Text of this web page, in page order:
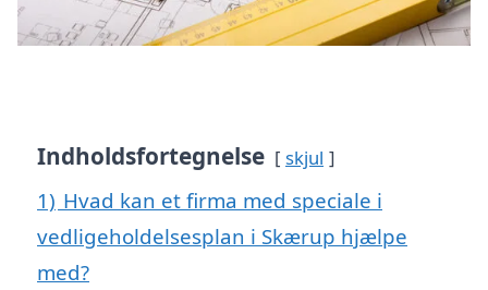
Indholdsfortegnelse skjul
1) Hvad kan et firma med speciale i
vedligeholdelsesplan i Skærup hjælpe
med?